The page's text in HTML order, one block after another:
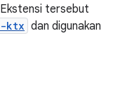
tersebut
ktx dan digunakan